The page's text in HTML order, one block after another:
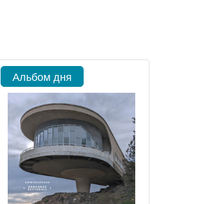
Альбом дня